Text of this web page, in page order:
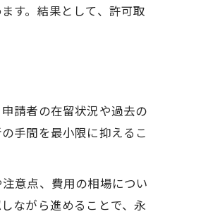
す。結果として、許可取
請者の在留状況や過去の
手間を最小限に抑えるこ
意点、費用の相場につい
ながら進めることで、永